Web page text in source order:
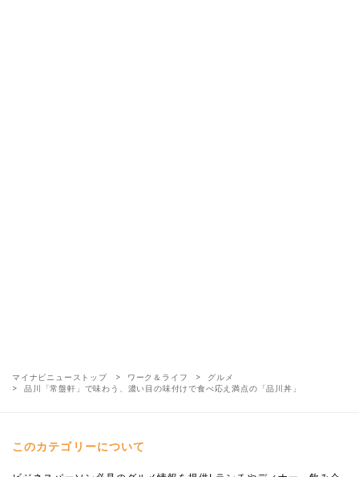
マイナビニューストップ ワーク＆ライフ
グルメ
品川「常盤軒」で味わう、濃い目の味付けで食べ応え満点の「品川丼」
このカテゴリーについて